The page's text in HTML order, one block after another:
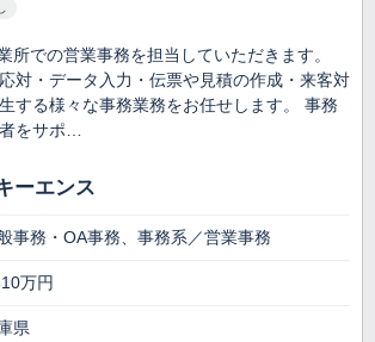
所での営業事務を担当していただきます。
対・データ入力・伝票や見積の作成・来客対
する様々な事務業務をお任せします。 事務
をサポ…
ーエンス
事務・OA事務、事務系／営業事務
万円
県